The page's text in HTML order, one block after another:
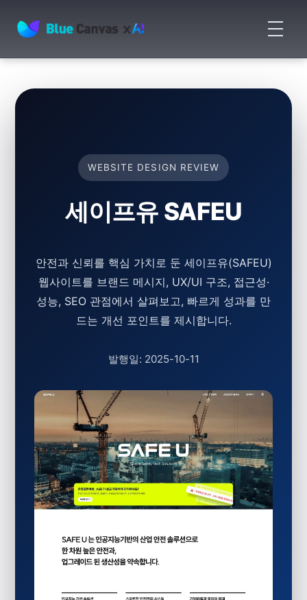
BLUECANVAS
메
뉴
기
WEBSITE DESIGN REVIEW
세이프유 SAFEU
안전과 신뢰를 핵심 가치로 둔 세이프유(SAFEU)
웹사이트를 브랜드 메시지, UX/UI 구조, 접근성·
성능, SEO 관점에서 살펴보고, 빠르게 성과를 만
드는 개선 포인트를 제시합니다.
발행일: 2025-10-11